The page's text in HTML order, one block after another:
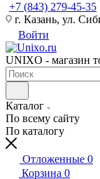
+7 (843) 279-45-35
г. Казань, ул.
Войти
UNIXO - магазин
Каталог
По всему сайту
По каталогу
Отложенные 0
Корзина 0